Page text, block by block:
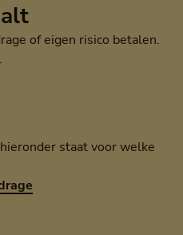
of eigen risico betalen.
staat voor welke